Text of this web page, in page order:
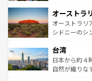
部のニューオ
文化が魅力。
しみながら、
ならではの贅沢な旅の
情報はコンテ
ワイ島は見逃
島だが、静か
おすすめ。エ
れるおもてな
人々、おいし
ク、伝統的な
オーストラ
オーストラリ
シドニーのシ
リアリーフや
ク）、タスマ
ど、見どころ
台湾
日本から約４
自然が織りな